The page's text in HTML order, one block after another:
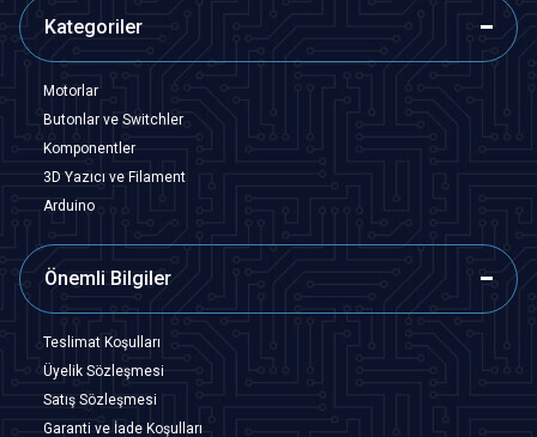
Kategoriler
Motorlar
Butonlar ve Switchler
Komponentler
3D Yazıcı ve Filament
Arduino
Önemli Bilgiler
Teslimat Koşulları
Üyelik Sözleşmesi
Satış Sözleşmesi
Garanti ve İade Koşulları